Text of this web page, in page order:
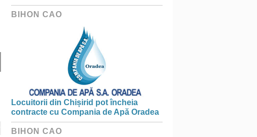
BIHON CAO
Locuitorii din Chișirid pot încheia
contracte cu Compania de Apă Oradea
BIHON CAO